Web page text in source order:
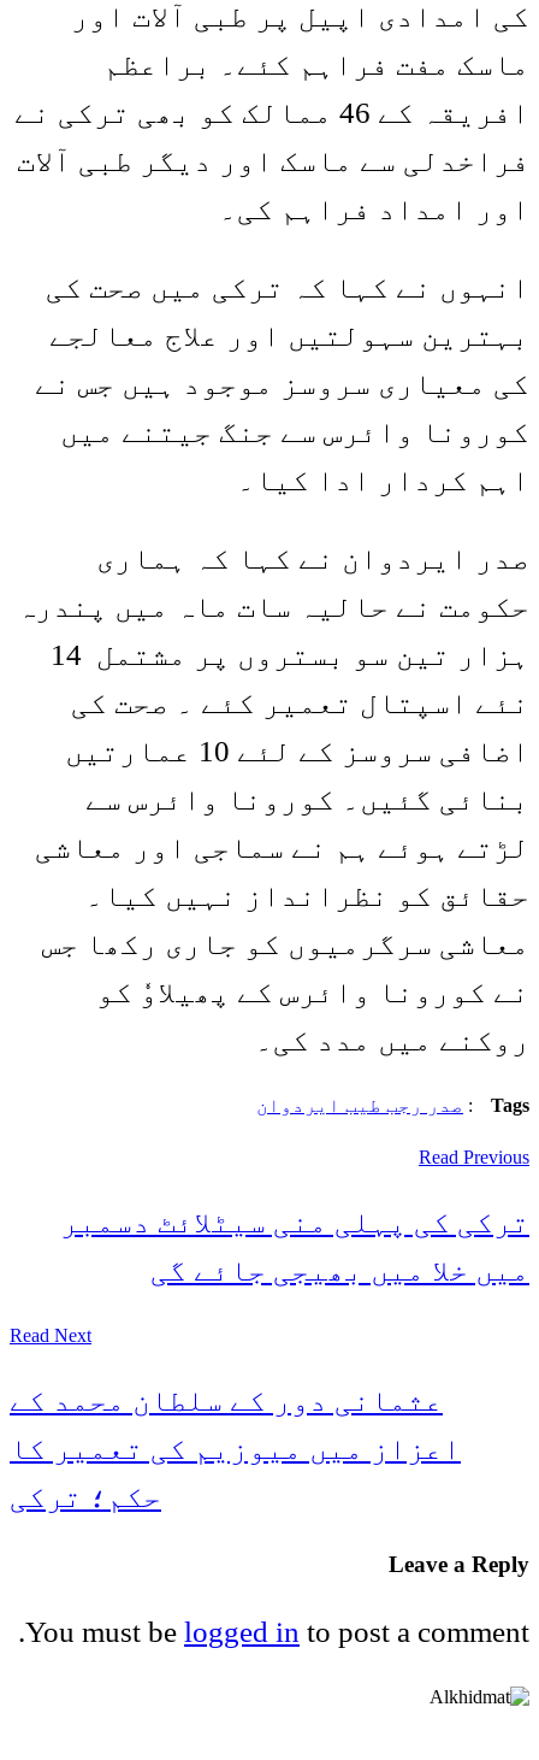
کی امدادی اپیل پر طبی آلات اور
ماسک مفت فراہم کئے۔ براعظم
افریقہ کے 46 ممالک کو بھی ترکی نے
فراخدلی سے ماسک اور دیگر طبی آلات
اور امداد فراہم کی۔
انہوں نے کہا کہ ترکی میں صحت کی
بہترین سہولتیں اور علاج معالجے
کی معیاری سروسز موجود ہیں جس نے
کورونا وائرس سے جنگ جیتنے میں
اہم کردار ادا کیا۔
صدر ایردوان نے کہا کہ ہماری
حکومت نے حالیہ سات ماہ میں پندرہ
ہزار تین سو بستروں پر مشتمل 14
نئے اسپتال تعمیر کئے ۔ صحت کی
اضافی سروسز کے لئے 10 عمارتیں
بنائی گئیں۔ کورونا وائرس سے
لڑتے ہوئے ہم نے سماجی اور معاشی
حقائق کو نظرانداز نہیں کیا۔
معاشی سرگرمیوں کو جاری رکھا جس
نے کورونا وائرس کے پھیلاوٗ کو
روکنے میں مدد کی۔
Tags
: صدر رجب طیب ایردوان
Read Previous
ترکی کی پہلی منی سیٹلائٹ دسمبر
میں خلا میں بھیجی جائے گی
Read Next
عثمانی دور کے سلطان محمد کے
اعزاز میں میوزیم کی تعمیر کا
حکم؛ ترکی
Leave a Reply
You must be logged in to post a comment.